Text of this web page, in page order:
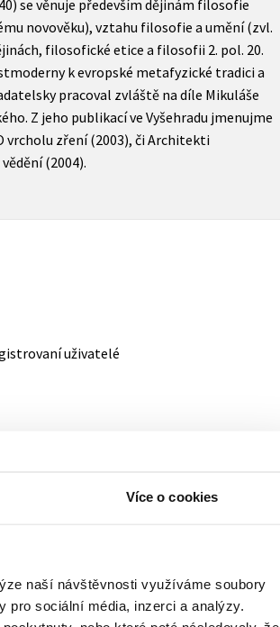
Více o cookies
naší návštěvnosti využíváme soubory
pro sociální média, inzerci a analýzy.
se věnuje především dějinám filosofie
novověku), vztahu filosofie a umění (zvl.
filosofické etice a filosofii 2. pol. 20.
k evropské metafyzické tradici a
pracoval zvláště na díle Mikuláše
Z jeho publikací ve Vyšehradu jmenujme
vrcholu zření (2003), či Architekti
(2004).
uživatelé
se věnuje především dějinám filosofie